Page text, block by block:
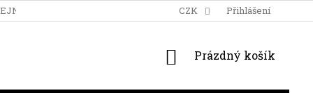
HODNOCENÍ OBCHODU
CZK Přihlášení
NÁKUPNÍ
Prázdný košík